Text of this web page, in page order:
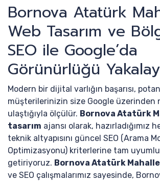
Bornova Atatürk
Web Tasarım ve
SEO ile Google’da
Görünürlüğü
Modern bir dijital varlığın başarısı,
müşterilerinizin size Google üzerinden
ulaştığıyla ölçülür. Bornova Atatürk
tasarım ajansı olarak, hazırladığımız
teknik altyapısını güncel SEO (Arama
Optimizasyonu) kriterlerine tam
getiriyoruz. Bornova Atatürk
ve SEO çalışmalarımız sayesinde,